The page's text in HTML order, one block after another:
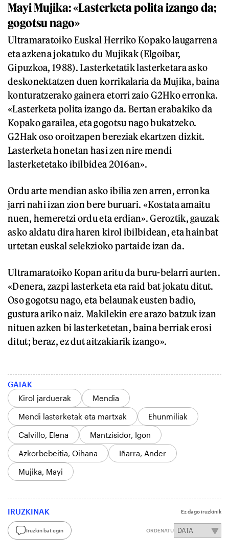
Mayi Mujika: «Lasterketa polita izango da;
gogotsu nago»
Ultramaratoiko Euskal Herriko Kopako laugarrena
eta azkena jokatuko du Mujikak (Elgoibar,
Gipuzkoa, 1988). Lasterketatik lasterketara asko
deskonektatzen duen korrikalaria da Mujika, baina
konturatzerako gainera etorri zaio G2Hko erronka.
«Lasterketa polita izango da. Bertan erabakiko da
Kopako garailea, eta gogotsu nago bukatzeko.
G2Hak oso oroitzapen bereziak ekartzen dizkit.
Lasterketa honetan hasi zen nire mendi
lasterketetako ibilbidea 2016an».
Ordu arte mendian asko ibilia zen arren, erronka
jarri nahi izan zion bere buruari. «Kostata amaitu
nuen, hemeretzi ordu eta erdian». Geroztik, gauzak
asko aldatu dira haren kirol ibilbidean, eta hainbat
urtetan euskal selekzioko partaide izan da.
Ultramaratoiko Kopan aritu da buru-belarri aurten.
«Denera, zazpi lasterketa eta raid bat jokatu ditut.
Oso gogotsu nago, eta belaunak eusten badio,
gustura ariko naiz. Makilekin ere arazo batzuk izan
nituen azken bi lasterketetan, baina berriak erosi
ditut; beraz, ez dut aitzakiarik izango».
GAIAK
Kirol jarduerak
Mendia
Mendi lasterketak eta martxak
Ehunmiliak
Calvillo, Elena
Mantzisidor, Igon
Azkorbebeitia, Oihana
Iñarra, Ander
Mujika, Mayi
IRUZKINAK Ez dago iruzkinik
Iruzkin bat egin ORDENATU